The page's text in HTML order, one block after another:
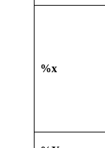
%x